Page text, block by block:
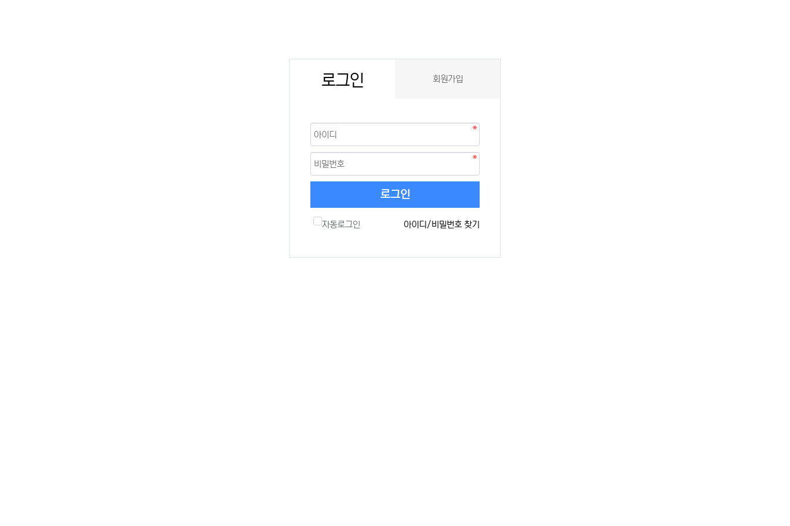
로그인 회원가입
로그인
자동로그인 아이디/비밀번호 찾기